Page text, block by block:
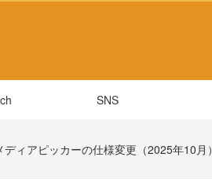
SNS
ィアピッカーの仕様変更（2025年10月）